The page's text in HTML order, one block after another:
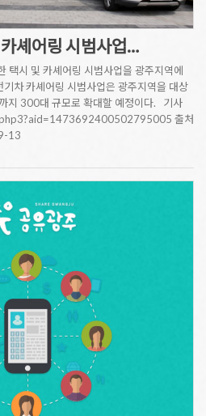
셰어링 시범사업…
택시 및 카셰어링 시범사업을 광주지역에
차 카셰어링 시범사업은 광주지역을 대상
지 300대 규모로 확대할 예정이다. 기사
출처
13